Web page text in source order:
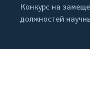
Конкурс на
должностей